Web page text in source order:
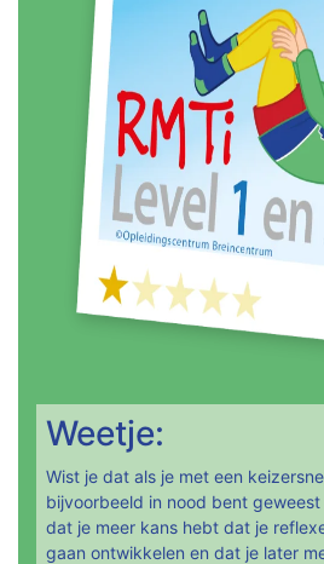
Weetje:
Wist je dat als je met een
bijvoorbeeld in nood bent
dat je meer kans hebt dat je
gaan ontwikkelen en dat je later